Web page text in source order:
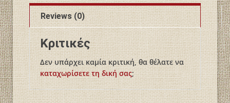
Reviews (0)
Κριτικές
Δεν υπάρχει καμία κριτική, θα θέλατε να
καταχωρίσετε τη δική σας;